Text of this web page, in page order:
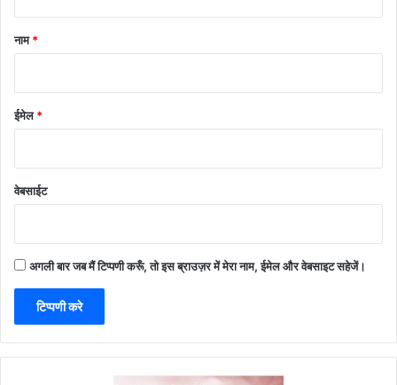
नाम*
ईमेल*
वेबसाईट
अगली बार जब मैं टिप्पणी करूँ, तो इस ब्राउज़र में मेरा नाम, ईमेल और वेबसाइट सहेजें।